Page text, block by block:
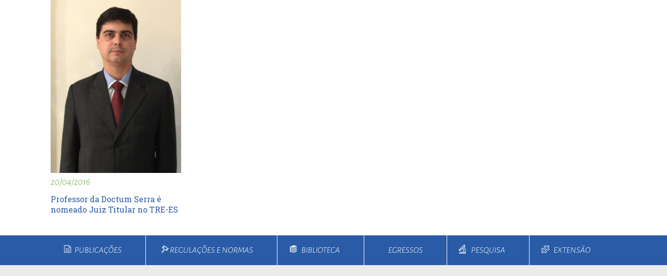
20/04/2016
Professor da Doctum Serra é
nomeado Juiz Titular no TRE-ES
PUBLICAÇÕES REGULAÇÕES E NORMAS BIBLIOTECA EGRESSOS PESQUISA EXTENSÃO